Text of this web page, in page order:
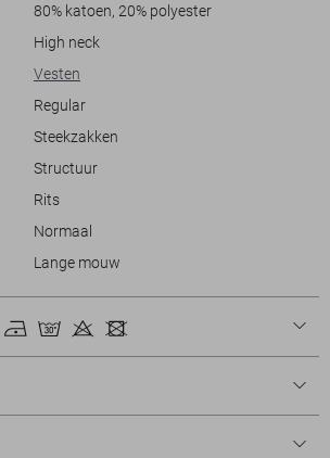
80% katoen, 20% polyester
High neck
Vesten
Regular
Steekzakken
Structuur
Rits
Normaal
Lange mouw